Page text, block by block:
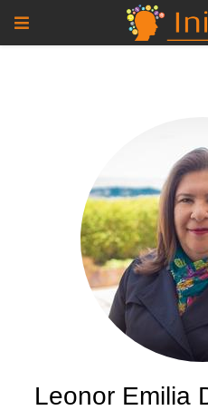
Leonor Emilia